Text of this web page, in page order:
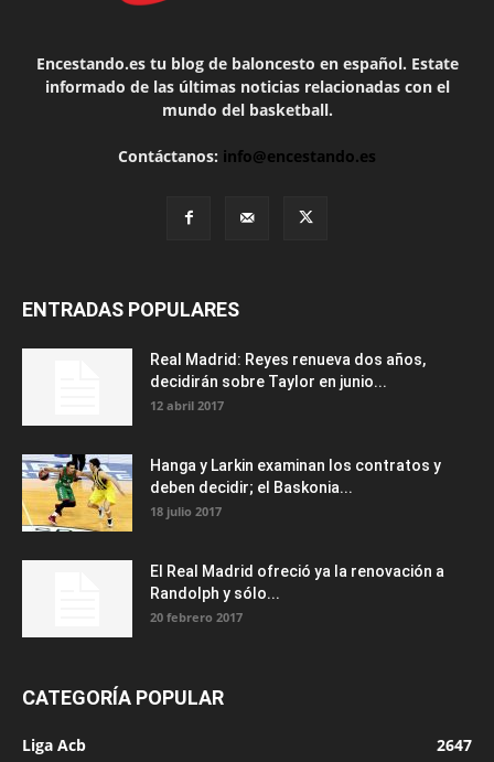
Encestando.es tu blog de baloncesto en español. Estate
informado de las últimas noticias relacionadas con el
mundo del basketball.
Contáctanos: info@encestando.es
ENTRADAS POPULARES
Real Madrid: Reyes renueva dos años,
decidirán sobre Taylor en junio...
12 abril 2017
Hanga y Larkin examinan los contratos y
deben decidir; el Baskonia...
18 julio 2017
El Real Madrid ofreció ya la renovación a
Randolph y sólo...
20 febrero 2017
CATEGORÍA POPULAR
Liga Acb 2647